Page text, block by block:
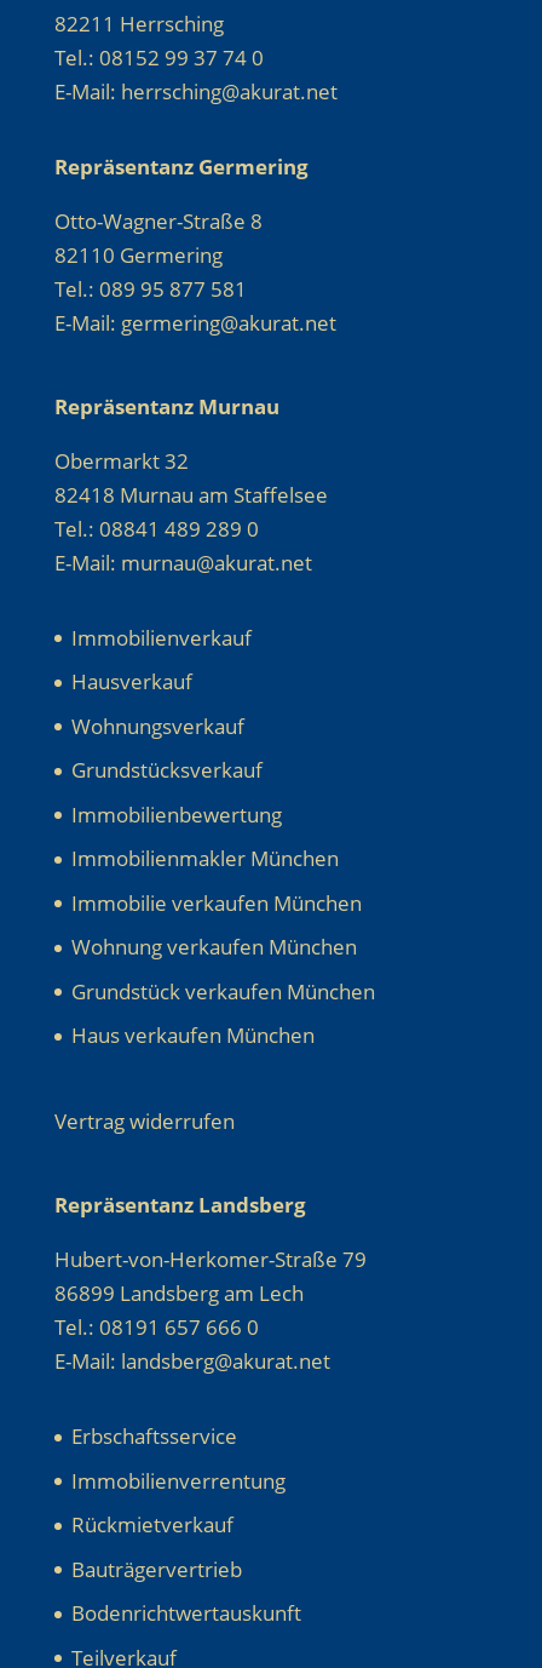
82211 Herrsching
Tel.: 08152 99 37 74 0
E-Mail: herrsching@akurat.net
Repräsentanz Germering
Otto-Wagner-Straße 8
82110 Germering
Tel.: 089 95 877 581
E-Mail: germering@akurat.net
Repräsentanz Murnau
Obermarkt 32
82418 Murnau am Staffelsee
Tel.: 08841 489 289 0
E-Mail: murnau@akurat.net
Immobilienverkauf
Hausverkauf
Wohnungsverkauf
Grundstücksverkauf
Immobilienbewertung
Immobilienmakler München
Immobilie verkaufen München
Wohnung verkaufen München
Grundstück verkaufen München
Haus verkaufen München
Vertrag widerrufen
Repräsentanz Landsberg
Hubert-von-Herkomer-Straße 79
86899 Landsberg am Lech
Tel.: 08191 657 666 0
E-Mail: landsberg@akurat.net
Erbschaftsservice
Immobilienverrentung
Rückmietverkauf
Bauträgervertrieb
Bodenrichtwertauskunft
Teilverkauf